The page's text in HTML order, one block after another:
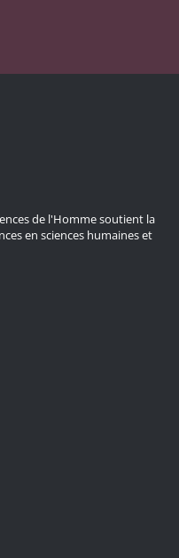
de l'Homme soutient la
en sciences humaines et